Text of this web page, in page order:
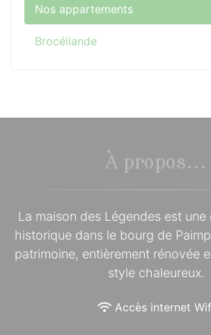
Nos appartements
Brocéliande
À propos...
La maison des Légendes est une
historique dans le bourg de
patrimoine, entièrement rénovée
style chaleureux.
Accès internet